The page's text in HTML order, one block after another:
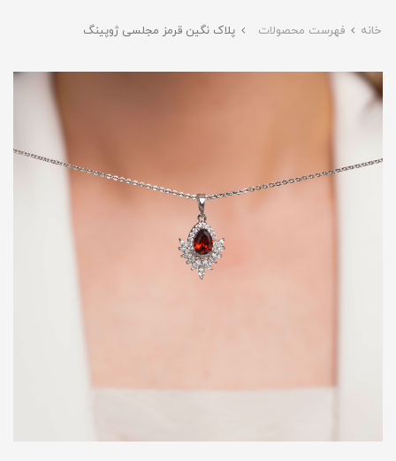
خانه فهرست محصولات پلاک نگین قرمز مجلسی ژوپینگ